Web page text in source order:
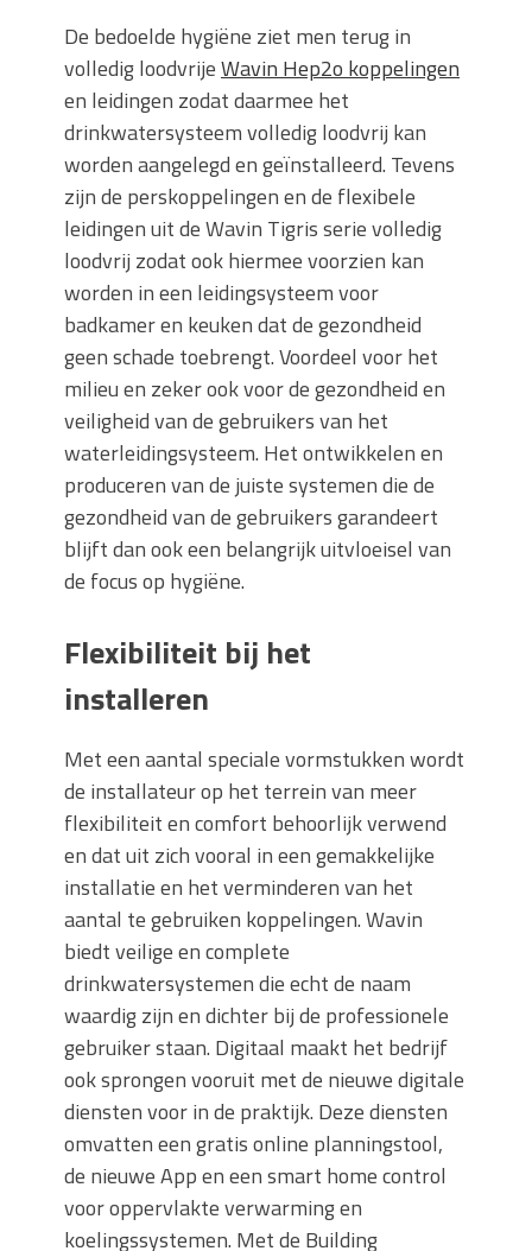
De bedoelde hygiëne ziet men terug in
volledig loodvrijeWavin Hep2o koppelingen
en leidingen zodat daarmee het
drinkwatersysteem volledig loodvrij kan
worden aangelegd en geïnstalleerd. Tevens
zijn de perskoppelingen en de flexibele
leidingen uit de Wavin Tigris serie volledig
loodvrij zodat ook hiermee voorzien kan
worden in een leidingsysteem voor
badkamer en keuken dat de gezondheid
geen schade toebrengt. Voordeel voor het
milieu en zeker ook voor de gezondheid en
veiligheid van de gebruikers van het
waterleidingsysteem. Het ontwikkelen en
produceren van de juiste systemen die de
gezondheid van de gebruikers garandeert
blijft dan ook een belangrijk uitvloeisel van
de focus op hygiëne.
Flexibiliteit bij het
installeren
Met een aantal speciale vormstukken wordt
de installateur op het terrein van meer
flexibiliteit en comfort behoorlijk verwend
en dat uit zich vooral in een gemakkelijke
installatie en het verminderen van het
aantal te gebruiken koppelingen. Wavin
biedt veilige en complete
drinkwatersystemen die echt de naam
waardig zijn en dichter bij de professionele
gebruiker staan. Digitaal maakt het bedrijf
ook sprongen vooruit met de nieuwe digitale
diensten voor in de praktijk. Deze diensten
omvatten een gratis online planningstool,
de nieuwe App en een smart home control
voor oppervlakte verwarming en
koelingssystemen. Met de Building